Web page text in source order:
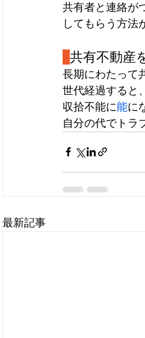
共有者と連絡が
してもらう方法
共有不動産
長期にわたって
世代経過すると
収拾不能に能に
自分の代でトラ
最新記事